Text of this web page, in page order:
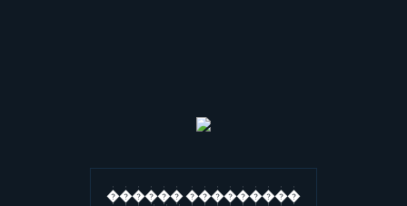
������ ���������